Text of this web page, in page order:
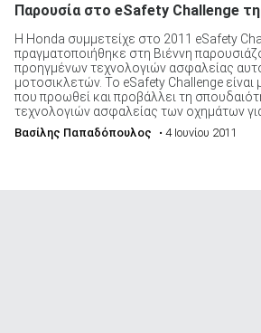
Παρουσία στο eSafety Challenge
Η Honda συμμετείχε στο 2011 eSafety
πραγματοποιήθηκε στη Βιέννη
προηγμένων τεχνολογιών ασφαλείας
μοτοσικλετών. Το eSafety Challenge
που προωθεί και προβάλλει τη
τεχνολογιών ασφαλείας των οχημάτων για
Βασίλης Παπαδόπουλος • 4 Ιουνίου 2011